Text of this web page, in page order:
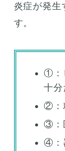
炎症が発生
す。
①：
十分
②：
③：
④：